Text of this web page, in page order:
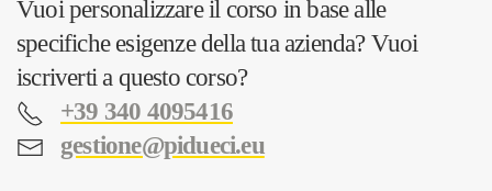
Vuoi personalizzare il corso in base alle
specifiche esigenze della tua azienda? Vuoi
iscriverti a questo corso?
+39 340 4095416
gestione@pidueci.eu